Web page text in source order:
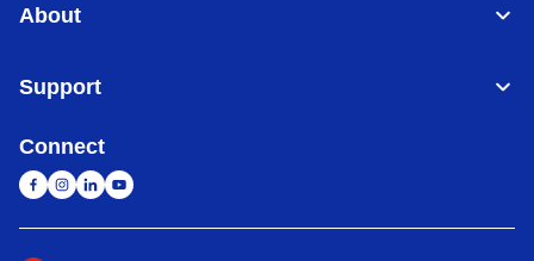
About
Support
Connect